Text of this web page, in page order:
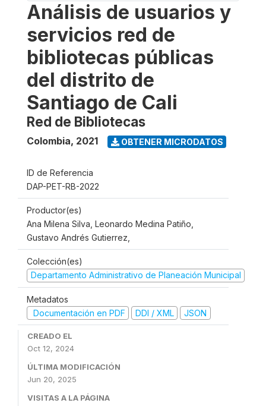
Análisis de usuarios y
servicios red de
bibliotecas públicas
del distrito de
Santiago de Cali
Red de Bibliotecas
Colombia, 2021 OBTENER MICRODATOS
ID de Referencia
DAP-PET-RB-2022
Productor(es)
Ana Milena Silva, Leonardo Medina Patiño,
Gustavo Andrés Gutierrez,
Colección(es)
Departamento Administrativo de Planeación Municipal
Metadatos
Documentación en PDF
DDI / XML JSON
CREADO EL
Oct 12, 2024
ÚLTIMA MODIFICACIÓN
Jun 20, 2025
VISITAS A LA PÁGINA